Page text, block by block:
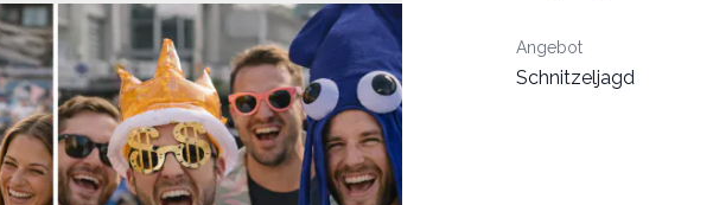
Angebot
Schnitzeljagd